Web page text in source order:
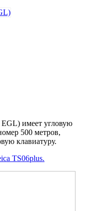
имеет угловую
500 метров,
клавиатуру.
TS06plus.